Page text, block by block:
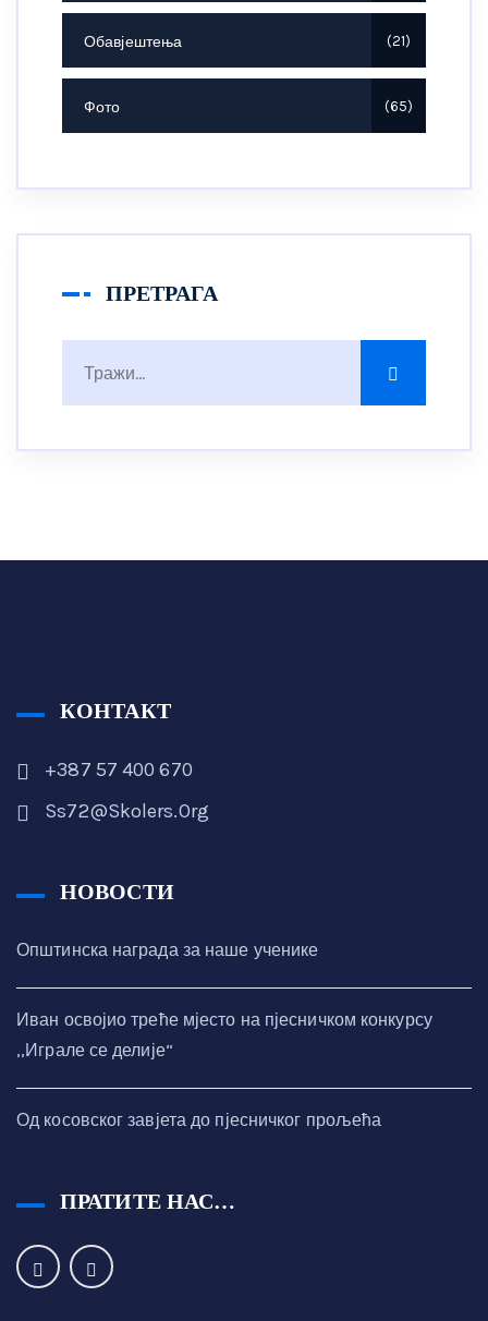
Обавјештења 21
Фото 65
ПРЕТРАГА
КОНТАКТ
+387 57 400 670
Ss72@skolers.org
НОВОСТИ
Општинска награда за наше ученике
Иван освојио треће мјесто на пјесничком конкурсу
,,Играле се делије“
Од косовског завјета до пјесничког прољећа
ПРАТИТЕ НАС…